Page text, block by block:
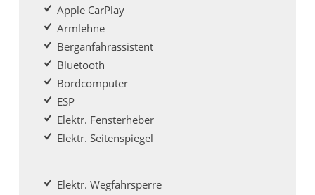
Apple CarPlay
Armlehne
Berganfahrassistent
Bluetooth
Bordcomputer
ESP
Elektr. Fensterheber
Elektr. Seitenspiegel
Elektr. Wegfahrsperre